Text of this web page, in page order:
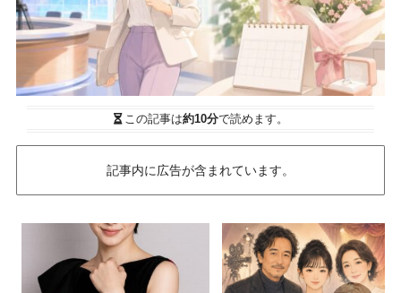
この記事は約10分で読めます。
記事内に広告が含まれています。